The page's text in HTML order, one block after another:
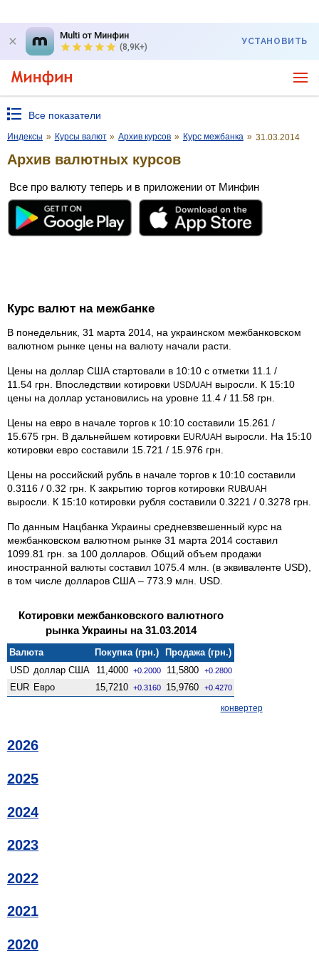
Multi от Минфин
(8,9K+)
УСТАНОВИТЬ
Все показатели
Индексы » Курсы валют » Архив курсов » Курс межбанка » 31.03.2014
Архив валютных курсов
Все про валюту теперь и в приложении от Минфин
Курс валют на межбанке
В понедельник, 31 марта 2014, на украинском межбанковском
валютном рынке цены на валюту начали расти.
Цены на доллар США стартовали в 10:10 с отметки 11.1 /
11.54 грн. Впоследствии котировки USD/UAH выросли. К 15:10
цены на доллар установились на уровне 11.4 / 11.58 грн.
Цены на евро в начале торгов к 10:10 составили 15.261 /
15.675 грн. В дальнейшем котировки EUR/UAH выросли. На 15:10
котировки евро составили 15.721 / 15.976 грн.
Цены на российский рубль в начале торгов к 10:10 составили
0.3116 / 0.32 грн. К закрытию торгов котировки RUB/UAH
выросли. К 15:10 котировки рубля составили 0.3221 / 0.3278 грн.
По данным Нацбанка Украины средневзвешенный курс на
межбанковском валютном рынке 31 марта 2014 составил
1099.81 грн. за 100 долларов. Общий объем продажи
иностранной валюты составил 1075.4 млн. (в эквиваленте USD),
в том числе долларов США – 773.9 млн. USD.
Котировки межбанковского валютного
рынка Украины на 31.03.2014
Валюта Покупка (грн.)
Продажа (грн.)
USD доллар США 11,4000 +0.2000 11,5800 +0.2800
EUR Евро 15,7210 +0.3160 15,9760 +0.4270
конвертер
2026
2025
2024
2023
2022
2021
2020